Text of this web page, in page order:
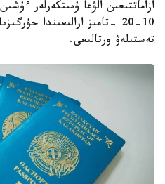
ازاماتتىعىن الۋعا ۇمىتكەرلەر
10-20 -تامىز ارالىعىندا
تەستىلەۋ ورتالىعى.